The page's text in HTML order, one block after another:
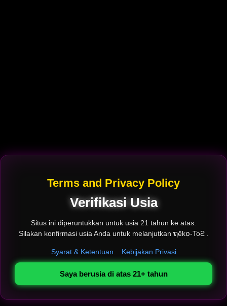
Terms and Privacy Policy
Verifikasi Usia
Situs ini diperuntukkan untuk usia 21 tahun ke atas.
Silakan konfirmasi usia Anda untuk melanjutkan ຖēk໐-Toϩ .
Syarat & Ketentuan Kebijakan Privasi
Saya berusia di atas 21+ tahun